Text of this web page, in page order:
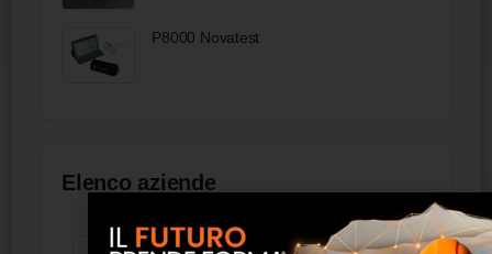
P8000 Novatest
Elenco aziende